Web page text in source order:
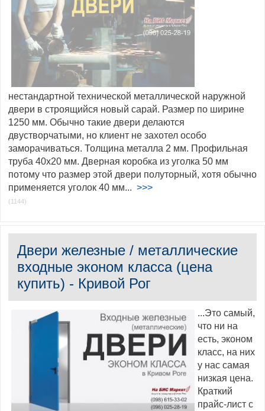
нестандартной технической металлической наружной
двери в строящийся новый сарай. Размер по ширине
1250 мм. Обычно такие двери делаются
двустворчатыми, но клиент не захотел особо
заморачиваться. Толщина металла 2 мм. Профильная
труба 40х20 мм. Дверная коробка из уголка 50 мм
потому что размер этой двери полуторный, хотя обычно
применяется уголок 40 мм... >>>
(1144)
Двери железные / металлические
входные эконом класса (цена
купить) - Кривой Рог
...Это самый,
что ни на
есть, эконом
класс, на них
у нас самая
низкая цена.
Краткий
прайс-лист с